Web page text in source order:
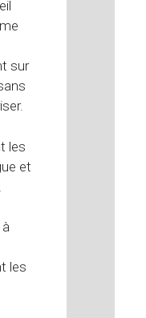
sur
les
et
les